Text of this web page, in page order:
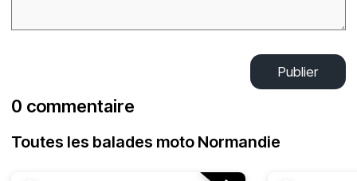
Publier
0 commentaire
Toutes les balades moto Normandie